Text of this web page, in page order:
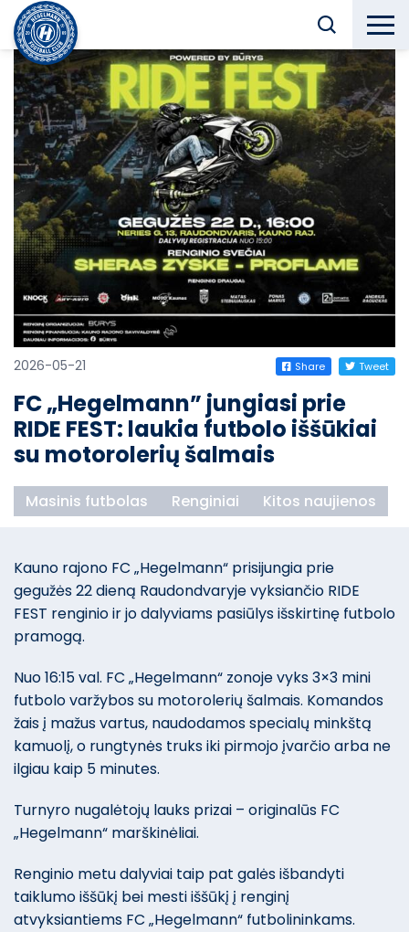
2026-05-21 Share Tweet
FC „Hegelmann” jungiasi prie
RIDE FEST: laukia futbolo iššūkiai
su motorolerių šalmais
Masinis futbolas Renginiai Kitos naujienos
Kauno rajono FC „Hegelmann“ prisijungia prie
gegužės 22 dieną Raudondvaryje vyksiančio RIDE
FEST renginio ir jo dalyviams pasiūlys išskirtinę futbolo
pramogą.
Nuo 16:15 val. FC „Hegelmann“ zonoje vyks 3×3 mini
futbolo varžybos su motorolerių šalmais. Komandos
žais į mažus vartus, naudodamos specialų minkštą
kamuolį, o rungtynės truks iki pirmojo įvarčio arba ne
ilgiau kaip 5 minutes.
Turnyro nugalėtojų lauks prizai – originalūs FC
„Hegelmann“ marškinėliai.
Renginio metu dalyviai taip pat galės išbandyti
taiklumo iššūkį bei mesti iššūkį į renginį
atvyksiantiems FC „Hegelmann“ futbolininkams.